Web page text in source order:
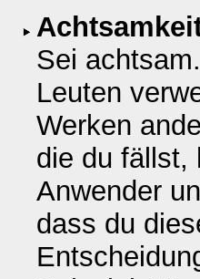
Sei
Leuten
Werken
die du fällst,
Anwender
dass du